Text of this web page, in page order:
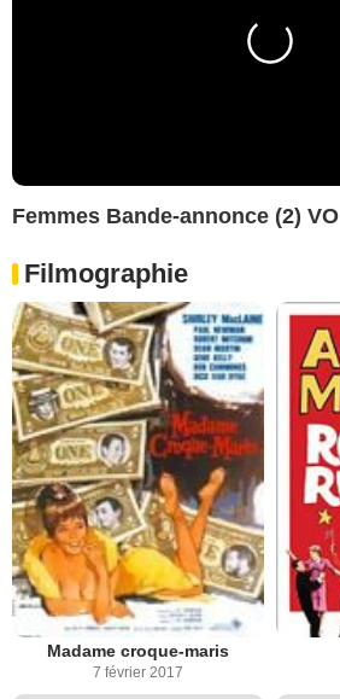
Femmes Bande-annonce (2) VO
Filmographie
Madame croque-maris
7 février 2017